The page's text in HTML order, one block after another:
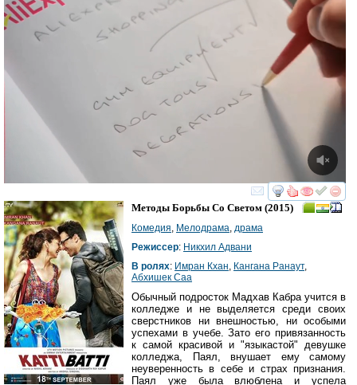
смотреть
Методы Борьбы Со Светом (2015)
Комедия Мелодрама драма
Режиссер: Никхил Адвани
В ролях: Имран Кхан Кангана Ранаут,
Абхишек Саа
Обычный подросток Мадхав Кабра учится в
колледже и не выделяется среди своих
сверстников ни внешностью, ни особыми
успехами в учебе. Зато его привязанность
к самой красивой и "языкастой" девушке
колледжа, Паял, внушает ему самому
неуверенность в себе и страх признания.
Паял уже была влюблена и успела